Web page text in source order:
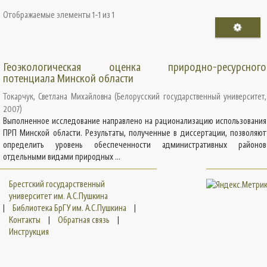
Отображаемые элементы 1-1 из 1
Геоэкологическая оценка природно-ресурсного
потенциала Минской области
Токарчук, Светлана Михайловна (Белорусский государственный университет,
2007)
Выполненное исследование направлено на рационализацию использования
ПРП Минской области. Результаты, полученные в диссертации, позволяют
определить уровень обеспеченности административных районов
отдельными видами природных ...
Брестский государственный
университет им. А.С.Пушкина
|
Библиотека БрГУ им. А.С.Пушкина
|
Контакты
| Обратная связь
|
Инструкция